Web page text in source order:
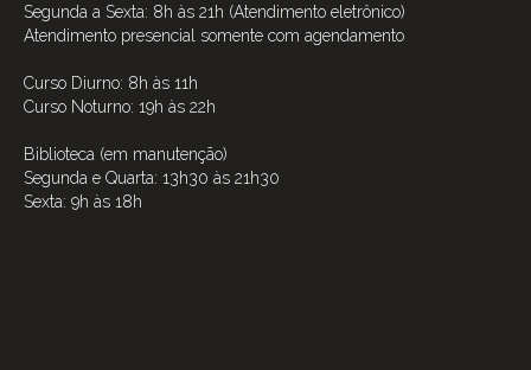
Segunda a Sexta: 8h às 21h (Atendimento eletrônico)
Atendimento presencial somente com agendamento
Curso Diurno: 8h às 11h
Curso Noturno: 19h às 22h
Biblioteca (em manutenção)
Segunda e Quarta: 13h30 às 21h30
Sexta: 9h às 18h